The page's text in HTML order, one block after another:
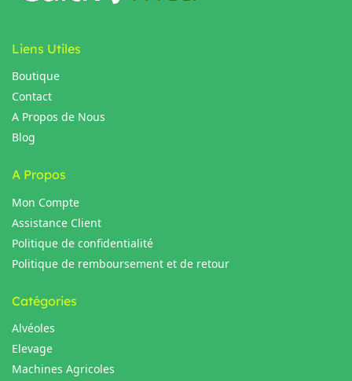
Liens Utiles
Boutique
Contact
A Propos de Nous
Blog
A Propos
Mon Compte
Assistance Client
Politique de confidentialité
Politique de remboursement et de retour
Catégories
Alvéoles
Elevage
Machines Agricoles